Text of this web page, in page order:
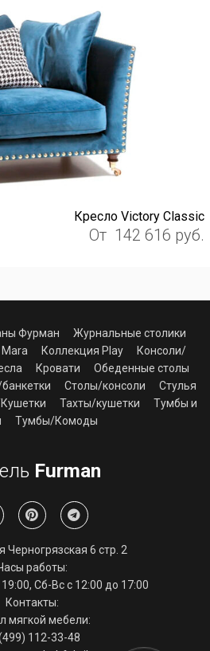
Кресло Victory Classic
От 142 616 руб.
Фурман
Журнальные столики
Коллекция Play
Консоли/
Кровати
Обеденные столы
Столы/консоли
Стулья
Тахты/кушетки
Тумбы и
Тумбы/Комоды
Furman
Черногрязская 6 стр. 2
работы:
Сб-Вс с 12:00 до 17:00
Контакты:
мягкой мебели:
112-33-48